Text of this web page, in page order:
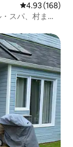
レビュー168
4.93 (168)
スパ、村まで